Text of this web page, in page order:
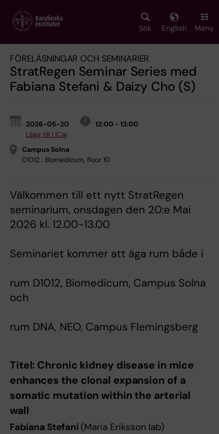
main
Sök English Meny
FÖRELÄSNINGAR OCH SEMINARIER
StratRegen Seminar Series med
Fabiana Stefani & Daizy Cho (S)
2026-05-20
12:00 - 13:00
Lägg till i iCal
Campus Solna
D1012 , Biomedicum, floor 10
Välkommen till ett nytt StratRegen
seminarium, onsdagen den 20:e Mai
2026 kl. 12.00-13.00
Seminariet kommer att äga rum både i
rum D1012, Biomedicum, Campus Solna
och
rum DNA, NEO, Campus Flemingsberg
Titel: Chronic kidney disease in mice
enhances the clonal expansion of a
somatic mutation within the arterial
wall
Fabiana Stefani (Maria Eriksson lab)